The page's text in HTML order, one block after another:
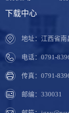
下载中心
地址：江西省南
电话：0791-
传真：0791-
邮编：330031